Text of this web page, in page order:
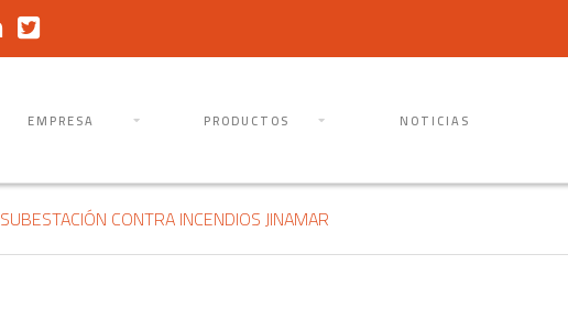
EMPRESA PRODUCTOS NOTICIAS
SUBESTACIÓN CONTRA INCENDIOS JINAMAR